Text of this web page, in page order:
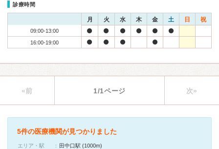
診療時間
月 火 水 木 金 土 日 祝
09:00-13:00
16:00-19:00
«前 1/1ページ 次»
5件の医療機関が見つかりました
エリア・駅
田中口駅 (1000m)